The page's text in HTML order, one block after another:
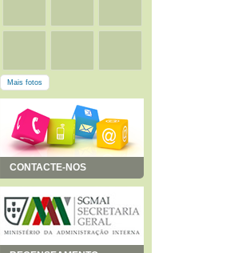
Mais fotos
CONTACTE-NOS